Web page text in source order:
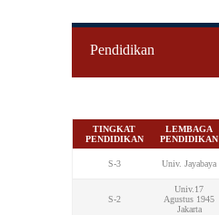
Pendidikan
TINGKAT
PENDIDIKAN
LEMBAGA
PENDIDIKAN
S-3 Univ. Jayabaya
S-2
Univ.17
Agustus 1945
Jakarta